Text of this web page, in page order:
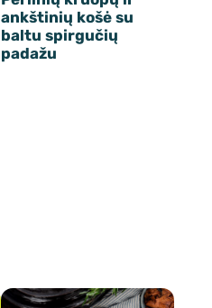
ankštinių košė su
baltu spirgučių
padažu